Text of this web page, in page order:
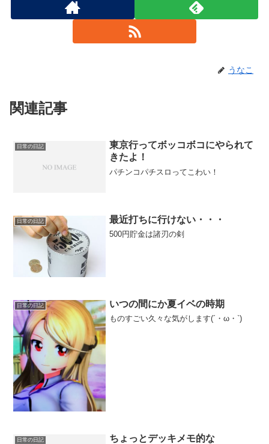
うなこ
関連記事
日常の日記
東京行ってボッコボコにやられて
きたよ！
パチンコパチスロってこわい！
日常の日記 最近打ちに行けない・・・
500円貯金は諸刃の剣
日常の日記 いつの間にか夏イベの時期
ものすごい久々な気がします(´・ω・`)
日常の日記 ちょっとデッキメモ的な